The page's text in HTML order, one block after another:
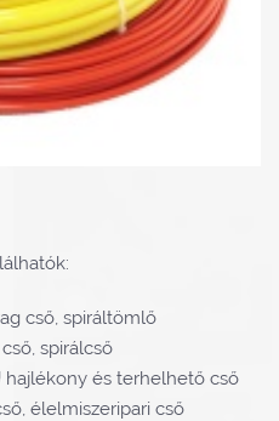
cső, spiráltömlő
spirálcső
hajlékony és terhelhető cső
élelmiszeripari cső